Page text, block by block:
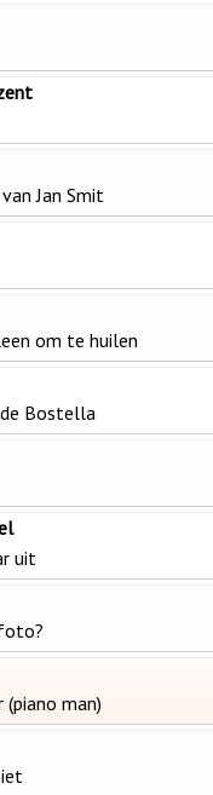
Jan Smit
om te huilen
Bostella
uit
(piano man)